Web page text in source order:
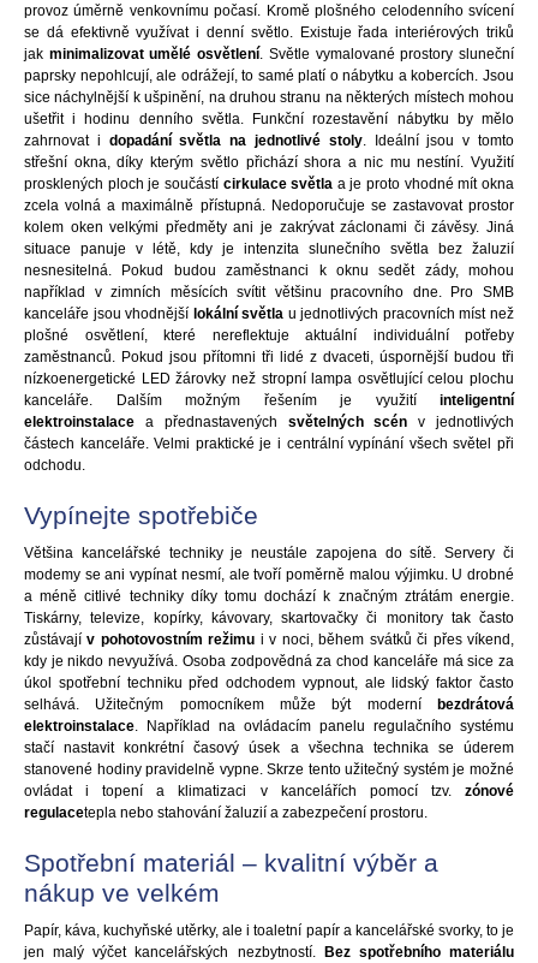
provoz úměrně venkovnímu počasí. Kromě plošného celodenního svícení
se dá efektivně využívat i denní světlo. Existuje řada interiérových triků
jak minimalizovat umělé osvětlení . Světle vymalované prostory sluneční
paprsky nepohlcují, ale odrážejí, to samé platí o nábytku a kobercích. Jsou
sice náchylnější k ušpinění, na druhou stranu na některých místech mohou
ušetřit i hodinu denního světla. Funkční rozestavění nábytku by mělo
zahrnovat i dopadání světla na jednotlivé stoly. Ideální jsou v tomto
střešní okna, díky kterým světlo přichází shora a nic mu nestíní. Využití
prosklených ploch je součástí cirkulace světla a je proto vhodné mít okna
zcela volná a maximálně přístupná. Nedoporučuje se zastavovat prostor
kolem oken velkými předměty ani je zakrývat záclonami či závěsy. Jiná
situace panuje v létě, kdy je intenzita slunečního světla bez žaluzií
nesnesitelná. Pokud budou zaměstnanci k oknu sedět zády, mohou
například v zimních měsících svítit většinu pracovního dne. Pro SMB
kanceláře jsou vhodnější lokální světla u jednotlivých pracovních míst než
plošné osvětlení, které nereflektuje aktuální individuální potřeby
zaměstnanců. Pokud jsou přítomni tři lidé z dvaceti, úspornější budou tři
nízkoenergetické LED žárovky než stropní lampa osvětlující celou plochu
kanceláře. Dalším možným řešením je využití inteligentní
elektroinstalace a přednastavených světelných scénv jednotlivých
částech kanceláře. Velmi praktické je i centrální vypínání všech světel při
odchodu.
Vypínejte spotřebiče
Většina kancelářské techniky je neustále zapojena do sítě. Servery či
modemy se ani vypínat nesmí, ale tvoří poměrně malou výjimku. U drobné
a méně citlivé techniky díky tomu dochází k značným ztrátám energie.
Tiskárny, televize, kopírky, kávovary, skartovačky či monitory tak často
zůstávajív pohotovostním režimu i v noci, během svátků či přes víkend,
kdy je nikdo nevyužívá. Osoba zodpovědná za chod kanceláře má sice za
úkol spotřební techniku před odchodem vypnout, ale lidský faktor často
selhává. Užitečným pomocníkem může být moderní bezdrátová
elektroinstalace . Například na ovládacím panelu regulačního systému
stačí nastavit konkrétní časový úsek a všechna technika se úderem
stanovené hodiny pravidelně vypne. Skrze tento užitečný systém je možné
ovládat i topení a klimatizaci v kancelářích pomocí tzv. zónové
regulacetepla nebo stahování žaluzií a zabezpečení prostoru.
Spotřební materiál – kvalitní výběr a
nákup ve velkém
Papír, káva, kuchyňské utěrky, ale i toaletní papír a kancelářské svorky, to je
jen malý výčet kancelářských nezbytností. Bez spotřebního materiálu